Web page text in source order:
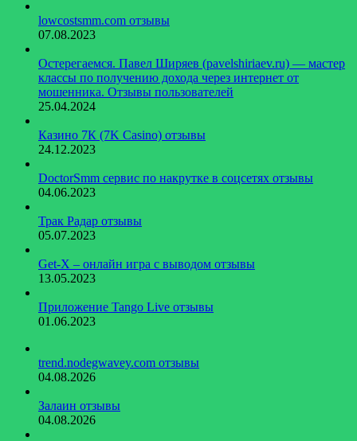
lowcostsmm.com отзывы
07.08.2023
Остерегаемся. Павел Ширяев (pavelshiriaev.ru) — мастер
классы по получению дохода через интернет от
мошенника. Отзывы пользователей
25.04.2024
Казино 7К (7K Casino) отзывы
24.12.2023
DoctorSmm сервис по накрутке в соцсетях отзывы
04.06.2023
Трак Радар отзывы
05.07.2023
Get-X – онлайн игра с выводом отзывы
13.05.2023
Приложение Tango Live отзывы
01.06.2023
trend.nodegwavey.com отзывы
04.08.2026
Залаин отзывы
04.08.2026